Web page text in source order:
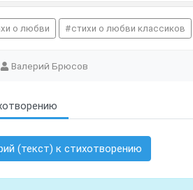
о любви стихи о любви классиков
Валерий Брюсов
(текст) к стихотворению